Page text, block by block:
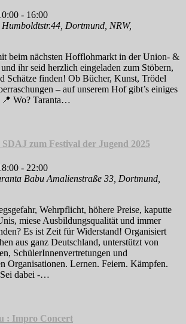
- 16:00
Humboldtstr.44, Dortmund, NRW,
beim nächsten Hofflohmarkt in der Union- &
ihr seid herzlich eingeladen zum Stöbern,
Schätze finden! Ob Bücher, Kunst, Trödel
– auf unserem Hof gibt’s einiges
📍 Wo? Taranta…
zum Festival der Jugend 2025
- 22:00
Babu Amalienstraße 33, Dortmund,
Wehrpflicht, höhere Preise, kaputte
miese Ausbildungsqualität und immer
Es ist Zeit für Widerstand! Organisiert
aus ganz Deutschland, unterstützt von
SchülerInnenvertretungen und
Organisationen. Lernen. Feiern. Kämpfen.
dabei -…
: Impro Concert